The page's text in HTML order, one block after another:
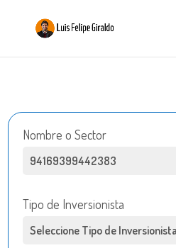
Nombre o Sector
Tipo de Inversionista